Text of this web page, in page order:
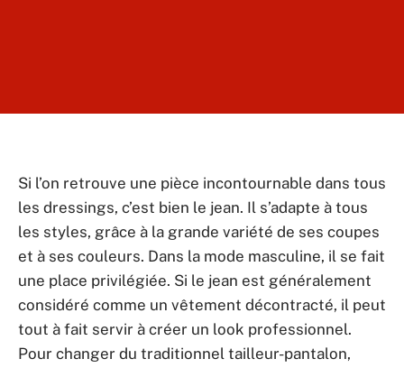
Si l’on retrouve une pièce incontournable dans tous
les dressings, c’est bien le jean. Il s’adapte à tous
les styles, grâce à la grande variété de ses coupes
et à ses couleurs. Dans la mode masculine, il se fait
une place privilégiée. Si le jean est généralement
considéré comme un vêtement décontracté, il peut
tout à fait servir à créer un look professionnel.
Pour changer du traditionnel tailleur-pantalon,